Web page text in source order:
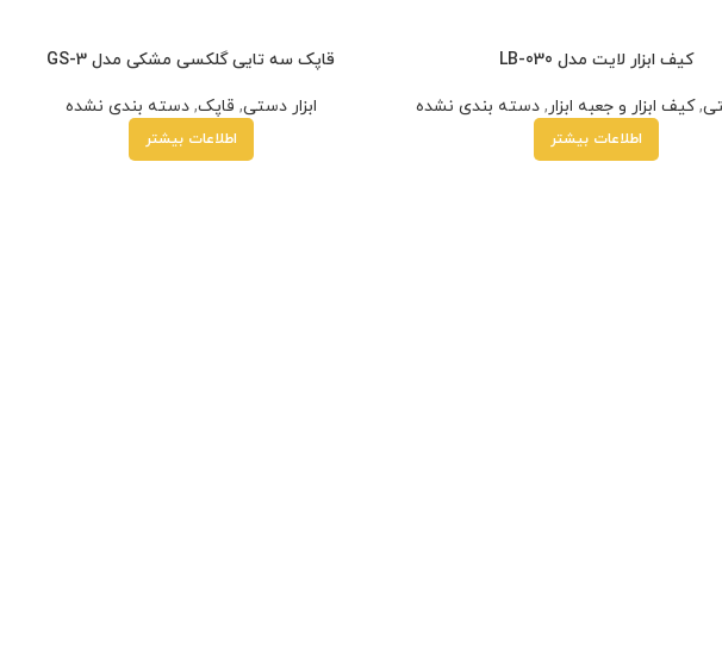
کیف ابزار لایت مدل LB-030
,کیف ابزار و جعبه ابزار,دسته بندی نشده
اطلاعات بیشتر
قاپک سه تایی گلکسی مشکی مدل GS-3
ابزار دستی, قاپک,دسته بندی نشده
اطلاعات بیشتر
سوالات شما